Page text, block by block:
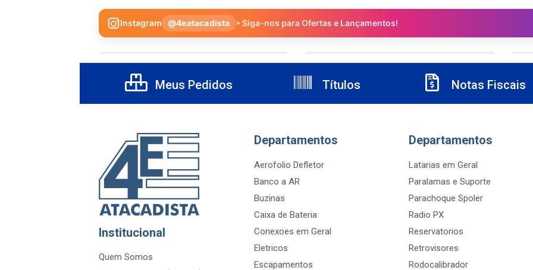
Instagram @4eatacadista • Siga-nos para Ofertas e Lançamentos!
Meus Pedidos Títulos Notas Fiscais
Institucional
Quem Somos
Departamentos
Aerofolio Defletor
Banco a AR
Buzinas
Caixa de Bateria
Conexoes em Geral
Eletricos
Escapamentos
Departamentos
Latarias em Geral
Paralamas e Suporte
Parachoque Spoler
Radio PX
Reservatorios
Retrovisores
Rodocalibrador